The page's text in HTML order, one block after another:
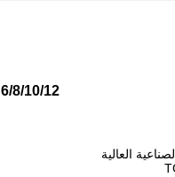
6/8/10/12 ملم شيك TCT الكربيد المستقيم الجهاز التوجيه بيت 2 النغمات لل MDF والخشب